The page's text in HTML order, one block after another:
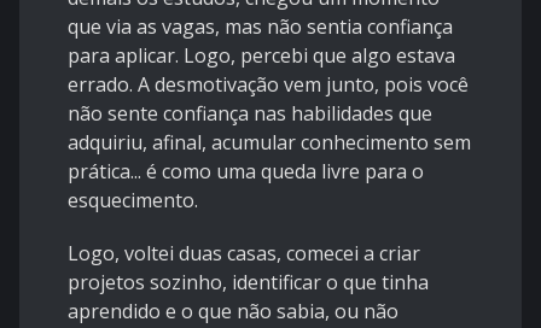
que via as vagas, mas não sentia confiança
para aplicar. Logo, percebi que algo estava
errado. A desmotivação vem junto, pois você
não sente confiança nas habilidades que
adquiriu, afinal, acumular conhecimento sem
prática... é como uma queda livre para o
esquecimento.
Logo, voltei duas casas, comecei a criar
projetos sozinho, identificar o que tinha
aprendido e o que não sabia, ou não